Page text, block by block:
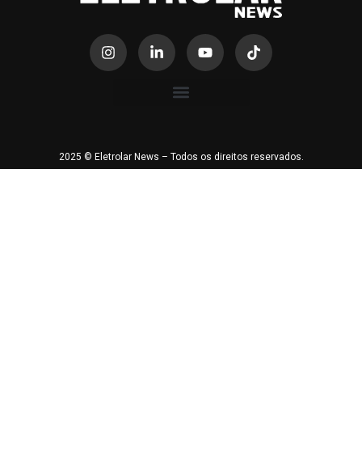
2025 © Eletrolar News – Todos os direitos reservados.